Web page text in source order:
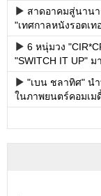
สาดอาคมสู่นานา
"เทศกาลหนังรอตเ
6 หนุ่มวง
"SWITCH IT UP"
"เบน ชลาทิศ" น
ในภาพยนตร์คอมเม